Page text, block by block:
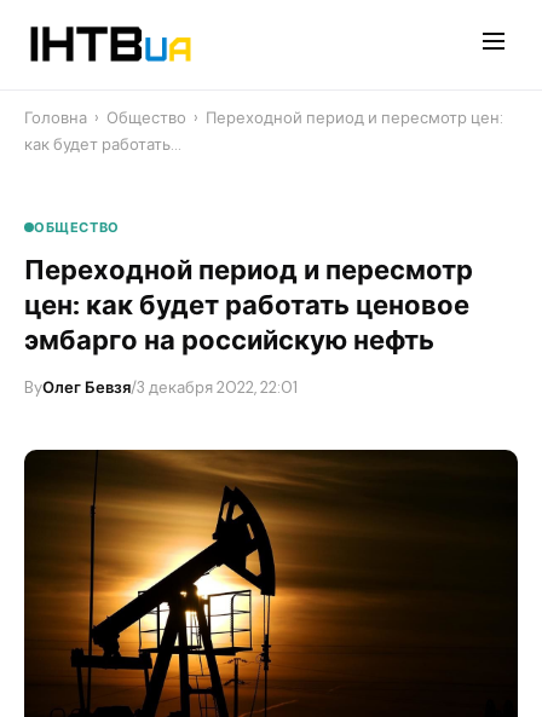
Головна › Общество › Переходной период и пересмотр цен:
как будет работать…
ОБЩЕСТВО
Переходной период и пересмотр
цен: как будет работать ценовое
эмбарго на российскую нефть
ByОлег Бевзя/3 декабря 2022, 22:01